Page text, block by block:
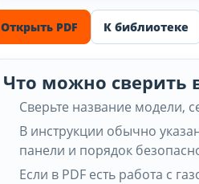
Открыть PDF К библиотеке
Что можно сверить
Сверьте название модели,
В инструкции обычно
панели и порядок
Если в PDF есть работа с